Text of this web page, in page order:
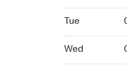
Tue
Wed